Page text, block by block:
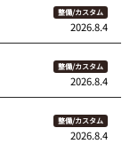
整備/カスタム
2026.8.4
整備/カスタム
2026.8.4
整備/カスタム
2026.8.4